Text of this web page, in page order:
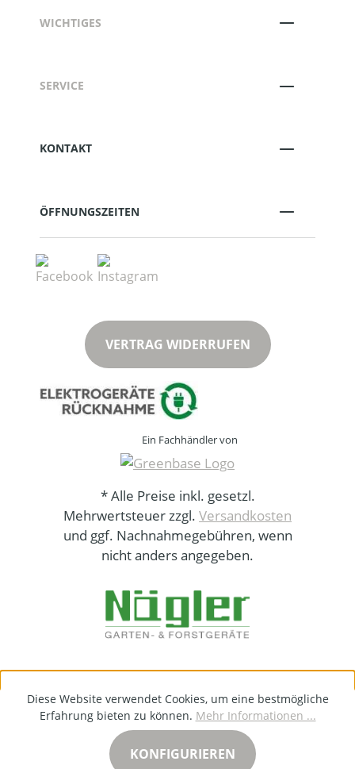
WICHTIGES
SERVICE
KONTAKT
ÖFFNUNGSZEITEN
VERTRAG WIDERRUFEN
Ein Fachhändler von
* Alle Preise inkl. gesetzl.
Mehrwertsteuer zzgl. Versandkosten
und ggf. Nachnahmegebühren, wenn
nicht anders angegeben.
Diese Website verwendet Cookies, um eine bestmögliche
Erfahrung bieten zu können. Mehr Informationen ...
KONFIGURIEREN